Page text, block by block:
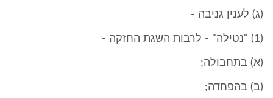
(ג) לענין גניבה -
(1) "נטילה" - לרבות השגת החזקה -
(א) בתחבולה;
(ב) בהפחדה;